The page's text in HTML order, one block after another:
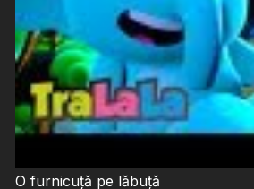
O furnicuță pe lăbuță